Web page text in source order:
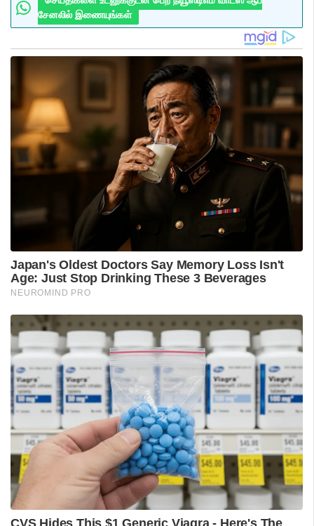
சேனலில் இணையுங்கள்